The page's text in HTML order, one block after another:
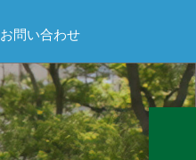
お問い合わせ